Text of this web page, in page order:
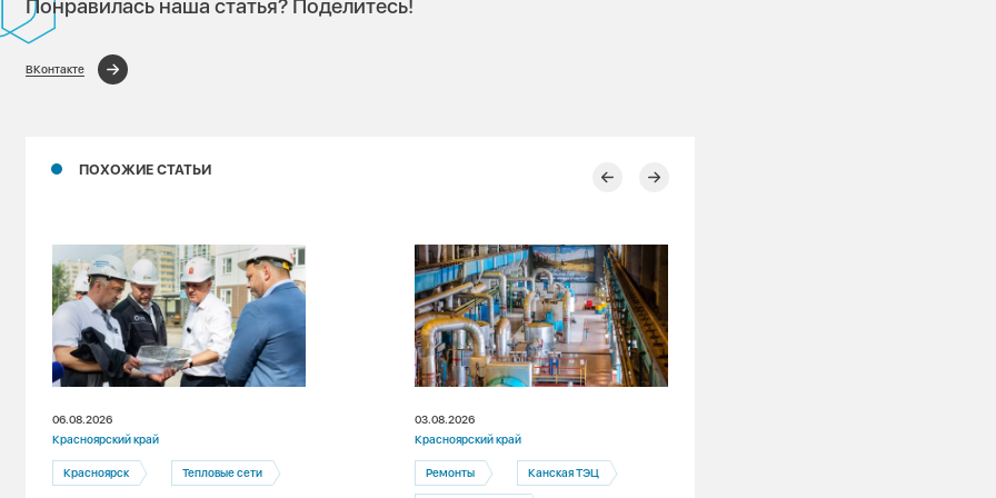
Понравилась наша статья? Поделитесь!
ВКонтакте
ПОХОЖИЕ СТАТЬИ
06.08.2026
Красноярский край
Красноярск Тепловые сети
03.08.2026
Красноярский край
Ремонты Канская ТЭЦ